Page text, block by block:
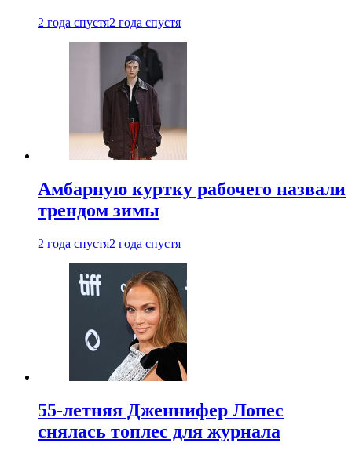
2 года спустя2 года спустя
Амбарную куртку рабочего назвали
трендом зимы
2 года спустя2 года спустя
55-летняя Дженнифер Лопес
снялась топлес для журнала